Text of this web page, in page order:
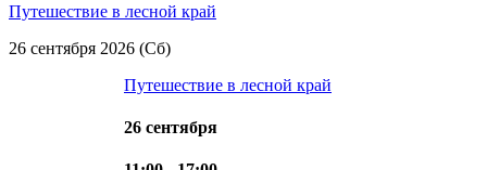
Путешествие в лесной край
26 сентября 2026 (Сб)
Путешествие в лесной край
26 сентября